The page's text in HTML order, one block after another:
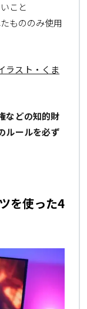
こと
もののみ使用
ラスト・くま
などの知的財
ルールを必ず
を使った4